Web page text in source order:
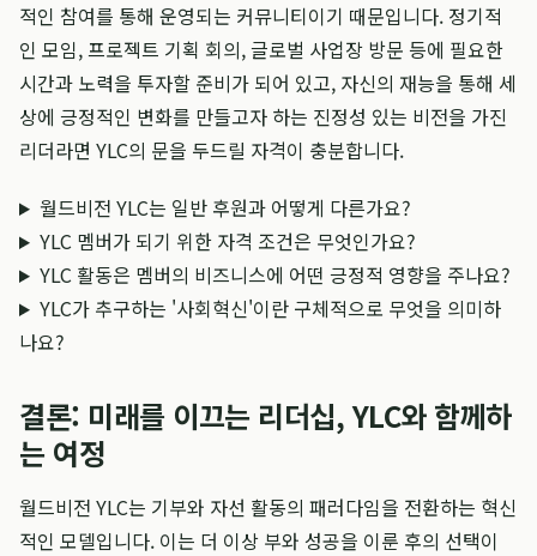
적인 참여를 통해 운영되는 커뮤니티이기 때문입니다. 정기적
인 모임, 프로젝트 기획 회의, 글로벌 사업장 방문 등에 필요한
시간과 노력을 투자할 준비가 되어 있고, 자신의 재능을 통해 세
상에 긍정적인 변화를 만들고자 하는 진정성 있는 비전을 가진
리더라면 YLC의 문을 두드릴 자격이 충분합니다.
월드비전 YLC는 일반 후원과 어떻게 다른가요?
YLC 멤버가 되기 위한 자격 조건은 무엇인가요?
YLC 활동은 멤버의 비즈니스에 어떤 긍정적 영향을 주나요?
YLC가 추구하는 '사회혁신'이란 구체적으로 무엇을 의미하
나요?
결론: 미래를 이끄는 리더십, YLC와 함께하
는 여정
월드비전 YLC는 기부와 자선 활동의 패러다임을 전환하는 혁신
적인 모델입니다. 이는 더 이상 부와 성공을 이룬 후의 선택이